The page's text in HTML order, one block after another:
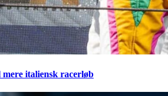
italiensk racerløb